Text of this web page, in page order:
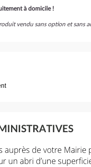
à domicile !
vendu sans option et sans